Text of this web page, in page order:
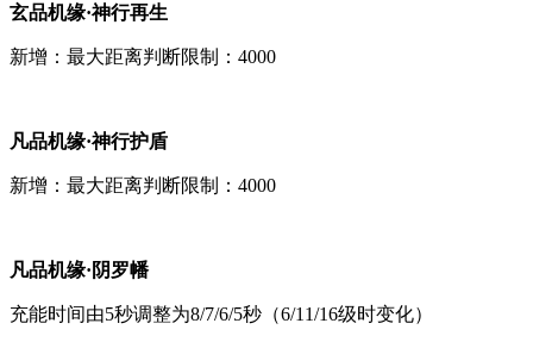
玄品机缘·神行再生
新增：最大距离判断限制：4000
凡品机缘·神行护盾
新增：最大距离判断限制：4000
凡品机缘·阴罗幡
充能时间由5秒调整为8/7/6/5秒（6/11/16级时变化）